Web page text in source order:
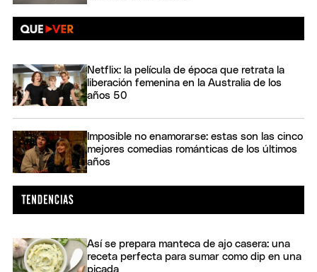
Netflix: la película de época que retrata la
liberación femenina en la Australia de los
años 50
Imposible no enamorarse: estas son las cinco
mejores comedias románticas de los últimos
años
Así se prepara manteca de ajo casera: una
receta perfecta para sumar como dip en una
picada